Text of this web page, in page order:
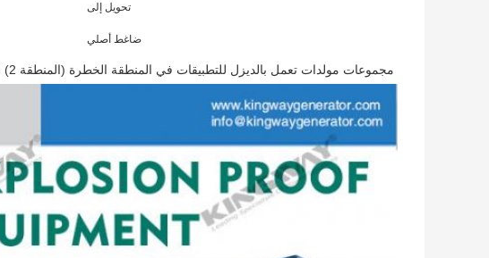
تحويل إلى
ضاغط أصلي
مجموعات مولدات تعمل بالديزل للتطبيقات في المنطقة الخطرة (المنطقة 2) التي تنتج ضاغط هواء مضاد للانفجار 375CFM (10.3 بار)